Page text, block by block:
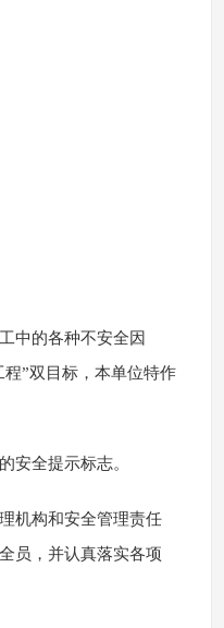
中的各种不安全因
”双目标，本单位特作
安全提示标志。
机构和安全管理责任
员，并认真落实各项